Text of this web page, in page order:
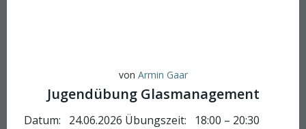
von Armin Gaar
Jugendübung Glasmanagement
Datum: 24.06.2026 Übungszeit: 18:00 – 20:30